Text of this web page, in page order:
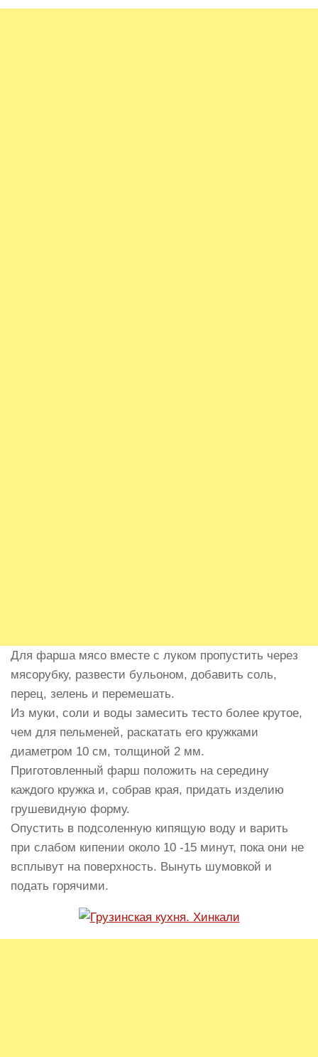
Для фарша мясо вместе с луком пропустить через
мясорубку, развести бульоном, добавить соль,
перец, зелень и перемешать.
Из муки, соли и воды замесить тесто более крутое,
чем для пельменей, раскатать его кружками
диаметром 10 см, толщиной 2 мм.
Приготовленный фарш положить на середину
каждого кружка и, собрав края, придать изделию
грушевидную форму.
Опустить в подсоленную кипящую воду и варить
при слабом кипении около 10 -15 минут, пока они не
всплывут на поверхность. Вынуть шумовкой и
подать горячими.